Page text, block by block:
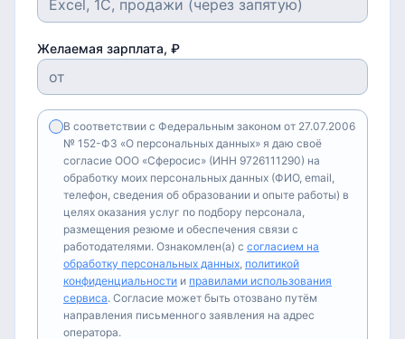
Желаемая зарплата, ₽
В соответствии с Федеральным законом от 27.07.2006
№ 152-ФЗ «О персональных данных» я даю своё
согласие ООО «Сферосис» (ИНН 9726111290) на
обработку моих персональных данных (ФИО, email,
телефон, сведения об образовании и опыте работы) в
целях оказания услуг по подбору персонала,
размещения резюме и обеспечения связи с
работодателями. Ознакомлен(а) с согласием на
обработку персональных данных, политикой
конфиденциальности и правилами использования
сервиса. Согласие может быть отозвано путём
направления письменного заявления на адрес
оператора.